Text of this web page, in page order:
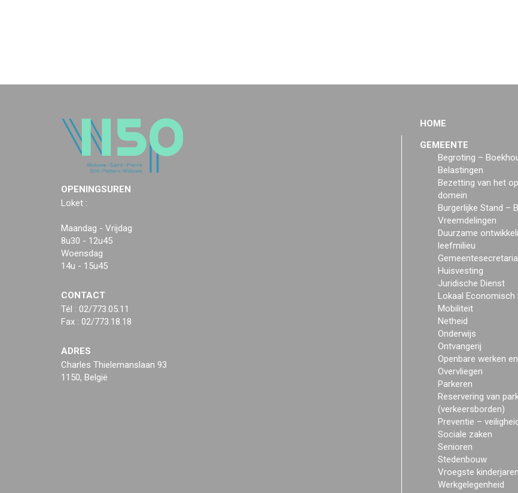
OPENINGSUREN
Loket :
Maandag - Vrijdag
8u30 - 12u45
Woensdag
14u - 15u45
CONTACT
Tél : 02/773.05.11
Fax : 02/773.18.18
ADRES
Charles Thielemanslaan 93
1150, België
HOME
GEMEENTE
Begroting –
Belastingen
Bezetting van het
domein
Burgerlijke Stand –
Vreemdelingen
Duurzame
leefmilieu
Huisvesting
Juridische Dienst
Lokaal Economisch
Mobiliteit
Netheid
Onderwijs
Ontvangerij
Openbare werken
Overvliegen
Parkeren
Reservering van
(verkeersborden)
Preventie –
Sociale zaken
Senioren
Stedenbouw
Vroegste kinderjaren
Werkgelegenheid